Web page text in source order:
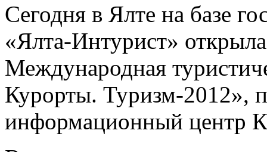
Сегодня в Ялте на базе
«Ялта-Интурист»
Международная
Курорты. Туризм-2012»,
информационный центр